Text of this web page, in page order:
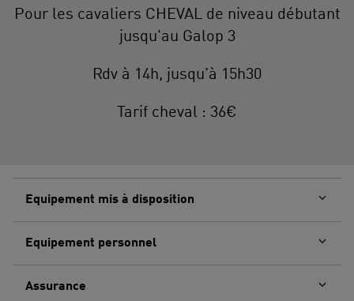
Pour les cavaliers CHEVAL de niveau débutant
jusqu'au Galop 3
Rdv à 14h, jusqu'à 15h30
Tarif cheval : 36€
Equipement mis à disposition
Equipement personnel
Assurance